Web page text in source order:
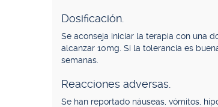
Dosificación.
Se aconseja iniciar la terapia con una
alcanzar 10mg. Si la tolerancia es
semanas.
Reacciones adversas.
Se han reportado náuseas, vómitos,